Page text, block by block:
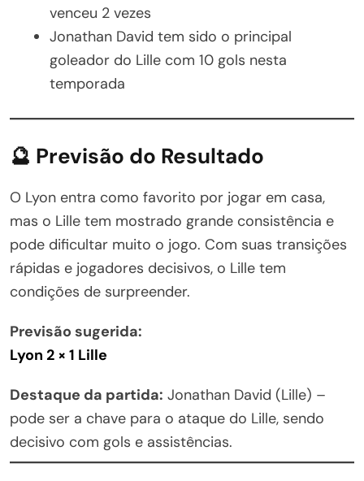
venceu 2 vezes
Jonathan David tem sido o principal
goleador do Lille com 10 gols nesta
temporada
🔮 Previsão do Resultado
O Lyon entra como favorito por jogar em casa,
mas o Lille tem mostrado grande consistência e
pode dificultar muito o jogo. Com suas transições
rápidas e jogadores decisivos, o Lille tem
condições de surpreender.
Previsão sugerida:
Lyon 2 × 1 Lille
Destaque da partida: Jonathan David (Lille) –
pode ser a chave para o ataque do Lille, sendo
decisivo com gols e assistências.